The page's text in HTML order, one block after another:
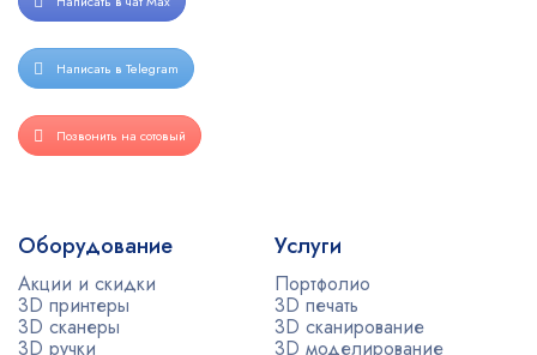
Написать в Telegram
Позвонить на сотовый
Оборудование
Акции и скидки
3D принтеры
3D сканеры
3D ручки
Услуги
Портфолио
3D печать
3D сканирование
3D моделирование